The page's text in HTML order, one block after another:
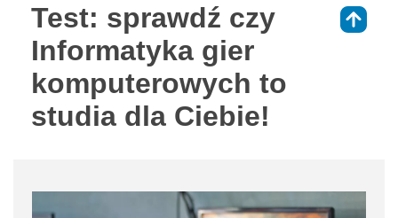
Test: sprawdź czy
Informatyka gier
komputerowych to
studia dla Ciebie!